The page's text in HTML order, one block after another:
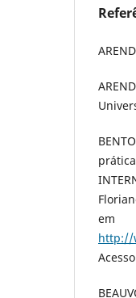
em
http://